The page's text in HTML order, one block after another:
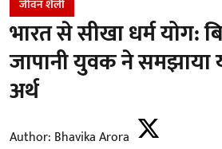
जीवन शैली
भारत से सीखा धर्म योग:
जापानी युवक ने
अर्थ
Author: Bhavika Arora